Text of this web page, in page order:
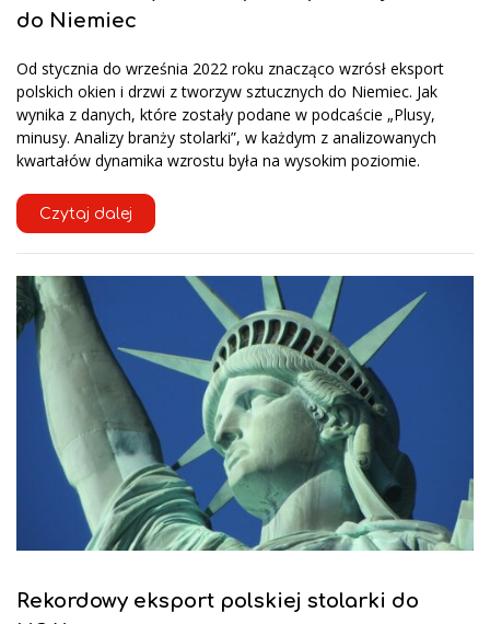
do Niemiec
Od stycznia do września 2022 roku znacząco wzrósł eksport
polskich okien i drzwi z tworzyw sztucznych do Niemiec. Jak
wynika z danych, które zostały podane w podcaście „Plusy,
minusy. Analizy branży stolarki”, w każdym z analizowanych
kwartałów dynamika wzrostu była na wysokim poziomie.
Czytaj dalej
Rekordowy eksport polskiej stolarki do